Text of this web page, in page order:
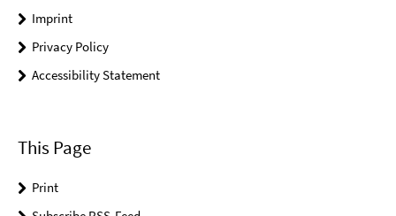
Imprint
Privacy Policy
Accessibility Statement
This Page
Print